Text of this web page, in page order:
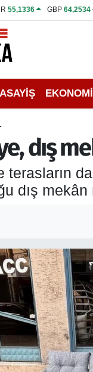
55,1336 GBP64,2534
ASAYİŞ EKONOMİ
dış
terasların
dış mekân